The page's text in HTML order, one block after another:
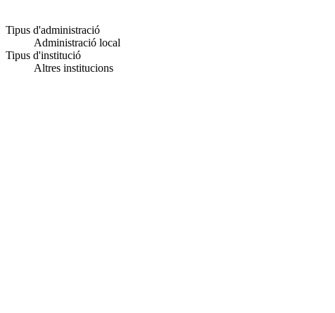
Tipus d'administració
Administració local
Tipus d'institució
Altres institucions